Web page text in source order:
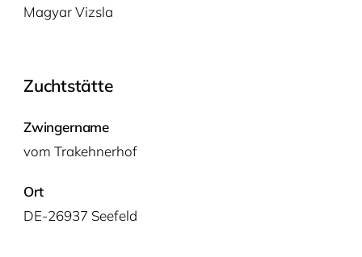
Magyar Viz­sla
Zuchtstätte
Zwingername
vom Tra­keh­ner­hof
Ort
DE-26937 Seefeld